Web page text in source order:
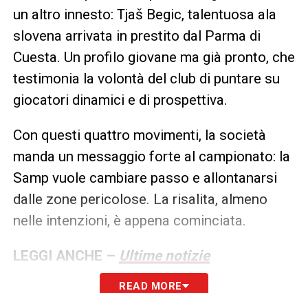
un altro innesto: Tjaš Begic, talentuosa ala
slovena arrivata in prestito dal Parma di
Cuesta. Un profilo giovane ma già pronto, che
testimonia la volontà del club di puntare su
giocatori dinamici e di prospettiva.
Con questi quattro movimenti, la società
manda un messaggio forte al campionato: la
Samp vuole cambiare passo e allontanarsi
dalle zone pericolose. La risalita, almeno
nelle intenzioni, è appena cominciata.
LEGGI ANCHE – Ultime notizie
Calciomercato LIVE: tutte le novità del
READ MORE